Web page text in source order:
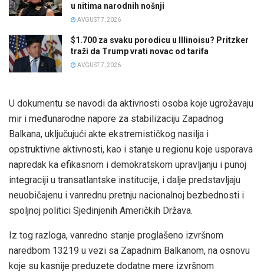
u nitima narodnih nošnji
AVGUST 7, 2026
$1.700 za svaku porodicu u Illinoisu? Pritzker
traži da Trump vrati novac od tarifa
AVGUST 7, 2026
U dokumentu se navodi da aktivnosti osoba koje ugrožavaju
mir i međunarodne napore za stabilizaciju Zapadnog
Balkana, uključujući akte ekstremističkog nasilja i
opstruktivne aktivnosti, kao i stanje u regionu koje usporava
napredak ka efikasnom i demokratskom upravljanju i punoj
integraciji u transatlantske institucije, i dalje predstavljaju
neuobičajenu i vanrednu pretnju nacionalnoj bezbednosti i
spoljnoj politici Sjedinjenih Američkih Država.
Iz tog razloga, vanredno stanje proglašeno izvršnom
naredbom 13219 u vezi sa Zapadnim Balkanom, na osnovu
koje su kasnije preduzete dodatne mere izvršnom